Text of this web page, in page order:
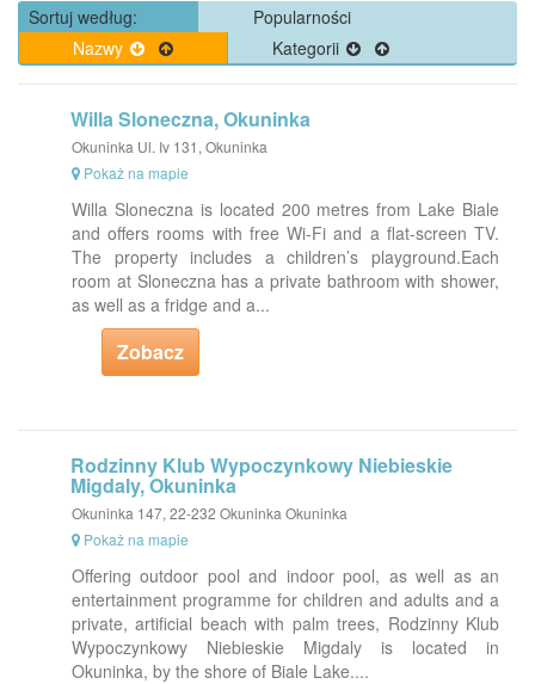
Sortuj według:
Popularności
Nazwy
Kategorii
Willa Sloneczna, Okuninka
Okuninka Ul. Iv 131, Okuninka
Pokaż na mapie
Willa Sloneczna is located 200 metres from Lake Biale
and offers rooms with free Wi-Fi and a flat-screen TV.
The property includes a children’s playground.Each
room at Sloneczna has a private bathroom with shower,
as well as a fridge and a...
Zobacz
Rodzinny Klub Wypoczynkowy Niebieskie
Migdaly, Okuninka
Okuninka 147, 22-232 Okuninka Okuninka
Pokaż na mapie
Offering outdoor pool and indoor pool, as well as an
entertainment programme for children and adults and a
private, artificial beach with palm trees, Rodzinny Klub
Wypoczynkowy Niebieskie Migdaly is located in
Okuninka, by the shore of Biale Lake....